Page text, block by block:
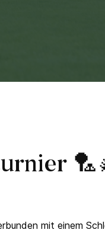
mit einem